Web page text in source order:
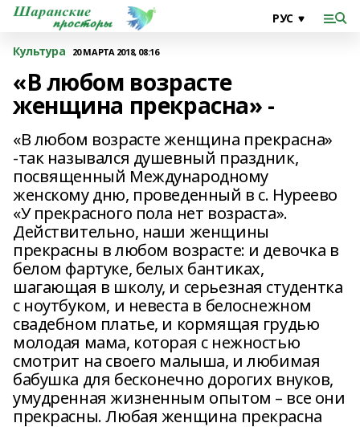
Культура 20 МАРТА 2018, 08:16
«В любом возрасте
женщина прекрасна» -
«В любом возрасте женщина прекрасна»
-так назывался душевный праздник,
посвященный Международному
женскому дню, проведенный в с. Нуреево
«У прекрасного пола нет возраста».
Действительно, наши женщины
прекрасны в любом возрасте: и девочка в
белом фартуке, белых бантиках,
шагающая в школу, и серьезная студентка
с ноутбуком, и невеста в белоснежном
свадебном платье, и кормящая грудью
молодая мама, которая с нежностью
смотрит на своего малыша, и любимая
бабушка для бесконечно дорогих внуков,
умудренная жизненным опытом – все они
прекрасны. Любая женщина прекрасна